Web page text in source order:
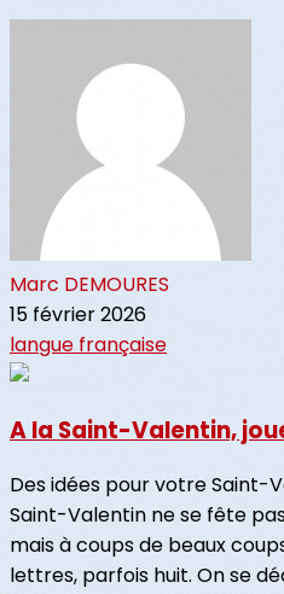
Marc DEMOURES
15 février 2026
langue française
A la Saint-Valentin,
Des idées pour votre Saint-
Saint-Valentin ne se fête
mais à coups de beaux
lettres, parfois huit. On se